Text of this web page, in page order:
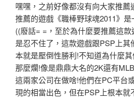
嘿嘿，之前好像都沒有向大家推
推薦的遊戲《職棒野球魂2011》
((廢話= =，至於為什麼要推薦這
是忍不住了，這款遊戲跟PSP上其
本就是壓倒性勝利!不知道為什麼
那麼爛!像是鼎鼎大名的2K還有
這兩家公司在做啥!他們在PC平台
現的相當出色，但在PSP上根本就